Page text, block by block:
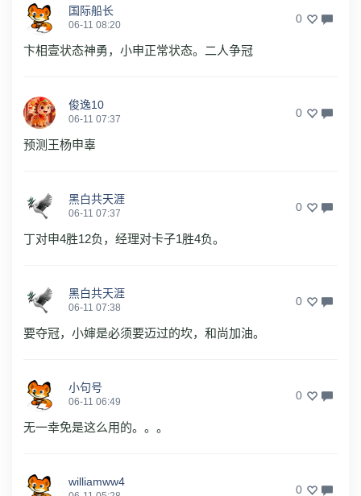
国际船长
06-11 08:20 0
卞相壹状态神勇，小申正常状态。二人争冠
俊逸10
06-11 07:37 0
预测王杨申辜
黑白共天涯
06-11 07:37 0
丁对申4胜12负，经理对卡子1胜4负。
黑白共天涯
06-11 07:38 0
要夺冠，小婶是必须要迈过的坎，和尚加油。
小句号
06-11 06:49 0
无一幸免是这么用的。。。
williamww4
0